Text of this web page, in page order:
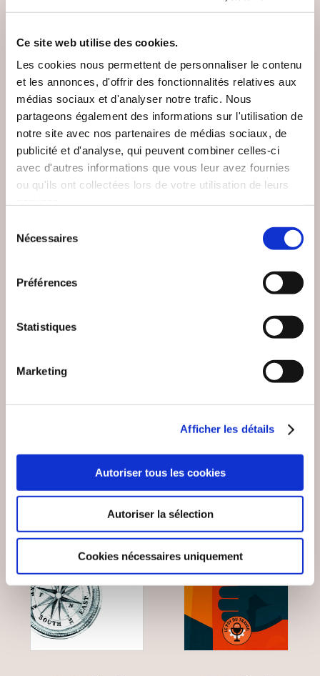
Ce site web utilise des cookies.
Les cookies nous permettent de personnaliser le contenu
et les annonces, d'offrir des fonctionnalités relatives aux
médias sociaux et d'analyser notre trafic. Nous
partageons également des informations sur l'utilisation de
notre site avec nos partenaires de médias sociaux, de
publicité et d'analyse, qui peuvent combiner celles-ci
avec d'autres informations que vous leur avez fournies
ou qu'ils ont collectées lors de votre utilisation de leurs
Nécessaires
Préférences
Statistiques
Marketing
Afficher les détails
Autoriser tous les cookies
Autoriser la sélection
Cookies nécessaires uniquement
VOUS AIMEREZ AUSSI
Cindy Favier
NOURRITURE
Théodule Ribot
SENTIMENTS
13€00